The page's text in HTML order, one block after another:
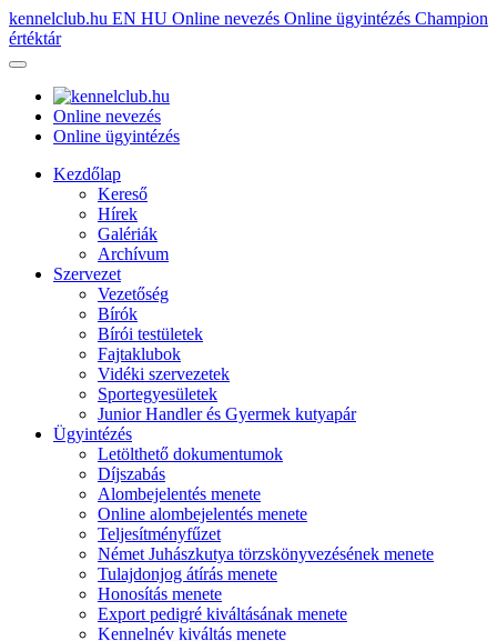
kennelclub.hu EN HU Online nevezés Online ügyintézés Champion
értéktár
Online nevezés
Online ügyintézés
Kezdőlap
Kereső
Hírek
Galériák
Archívum
Szervezet
Vezetőség
Bírók
Bírói testületek
Fajtaklubok
Vidéki szervezetek
Sportegyesületek
Junior Handler és Gyermek kutyapár
Ügyintézés
Letölthető dokumentumok
Díjszabás
Alombejelentés menete
Online alombejelentés menete
Teljesítményfűzet
Német Juhászkutya törzskönyvezésének menete
Tulajdonjog átírás menete
Honosítás menete
Export pedigré kiváltásának menete
Kennelnév kiváltás menete